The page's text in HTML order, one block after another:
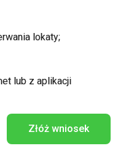
lokaty;
lub z aplikacji
Złóż wniosek